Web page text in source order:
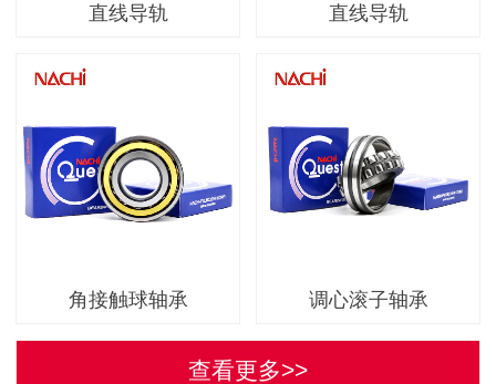
直线导轨 直线导轨
角接触球轴承 调心滚子轴承
查看更多>>